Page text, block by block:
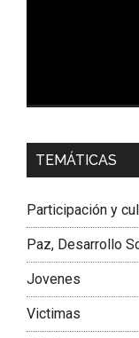
Dra. Carolina
Latinoamericana
TEMÁTICAS
Participación y
Paz, Desarrollo
Jovenes
Victimas